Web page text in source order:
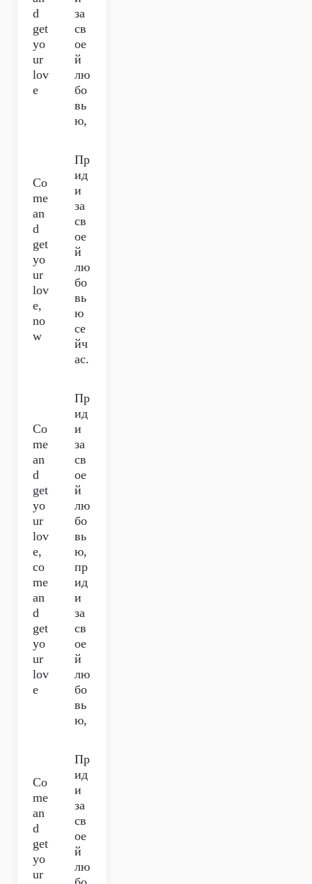
d
get
yo
ur
lov
e
за
св
ое
й
лю
бо
вь
ю,
Co
me
an
d
get
yo
ur
lov
e,
no
w
Пр
ид
и
за
св
ое
й
лю
бо
вь
ю
се
йч
ас.
Co
me
an
d
get
yo
ur
lov
e,
co
me
an
d
get
yo
ur
lov
e
Пр
ид
и
за
св
ое
й
лю
бо
вь
ю,
пр
ид
и
за
св
ое
й
лю
бо
вь
ю,
Co
me
an
d
get
yo
ur
Пр
ид
и
за
св
ое
й
лю